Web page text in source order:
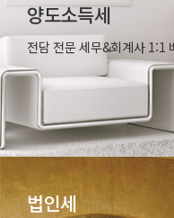
양도소득세
전담 전문 세무&회계사 1:1
법인세